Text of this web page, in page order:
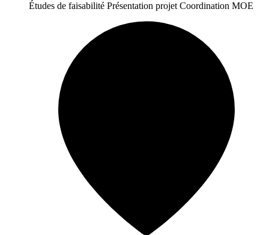
Études de faisabilité Présentation projet Coordination MOE